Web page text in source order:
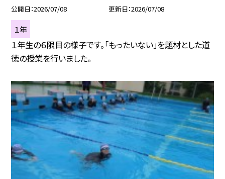
公開日 2026/07/08 更新日 2026/07/08
１年
１年生の６限目の様子です。「もったいない」を題材とした道
徳の授業を行いました。